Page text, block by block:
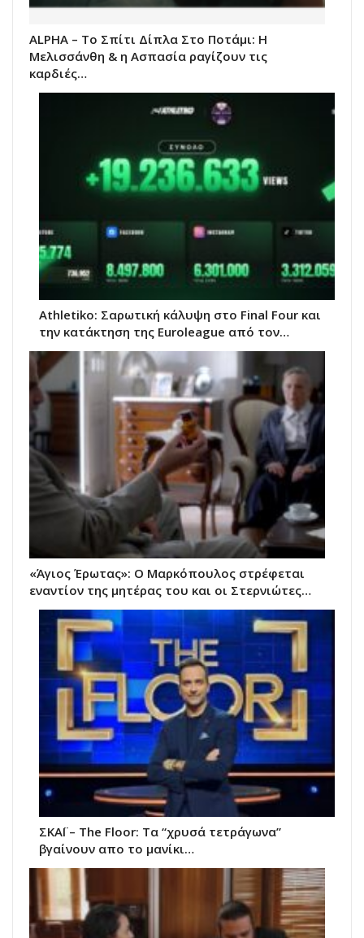
ALPHA – Το Σπίτι Δίπλα Στο Ποτάμι: Η
Μελισσάνθη & η Ασπασία ραγίζουν τις
καρδιές…
Athletiko: Σαρωτική κάλυψη στο Final Four και
την κατάκτηση της Euroleague από τον…
«Άγιος Έρωτας»: Ο Μαρκόπουλος στρέφεται
εναντίον της μητέρας του και οι Στερνιώτες…
ΣΚΑΪ – The Floor: Τα “χρυσά τετράγωνα”
βγαίνουν απο το μανίκι…